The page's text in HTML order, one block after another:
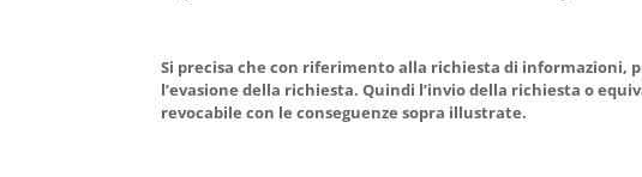
Si precisa che con riferimento alla richiesta di informazioni,
l’evasione della richiesta. Quindi l’invio della richiesta o
revocabile con le conseguenze sopra illustrate.